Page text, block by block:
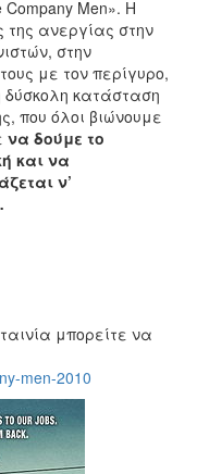
Men». Η
της ανεργίας στην
στην
με τον περίγυρο,
δύσκολη κατάσταση
που όλοι βιώνουμε
να δούμε το
και να
ν’
μπορείτε να
men-2010